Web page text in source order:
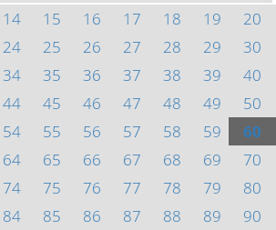
14 15 16 17 18 19
20
24 25 26 27 28 29
30
34 35 36 37 38 39
40
44 45 46 47 48 49
50
54 55 56 57 58 59
60
64 65 66 67 68 69
70
74 75 76 77 78 79
80
84 85 86 87 88 89
90